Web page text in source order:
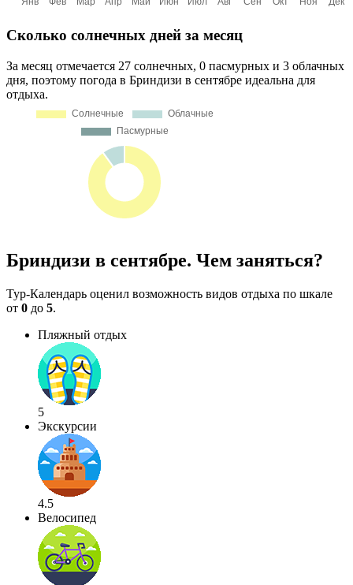
Сколько солнечных дней за месяц
За месяц отмечается 27 солнечных, 0 пасмурных и 3 облачных
дня, поэтому погода в Бриндизи в сентябре идеальна для
отдыха.
Бриндизи в сентябре. Чем заняться?
Тур-Календарь оценил возможность видов отдыха по шкале
от 0 до 5.
Пляжный отдых
5
Экскурсии
4.5
Велосипед